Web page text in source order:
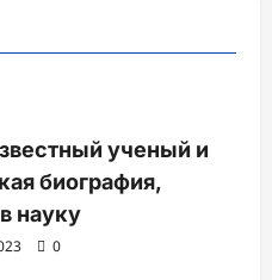
ученый и
биография,
науку
0